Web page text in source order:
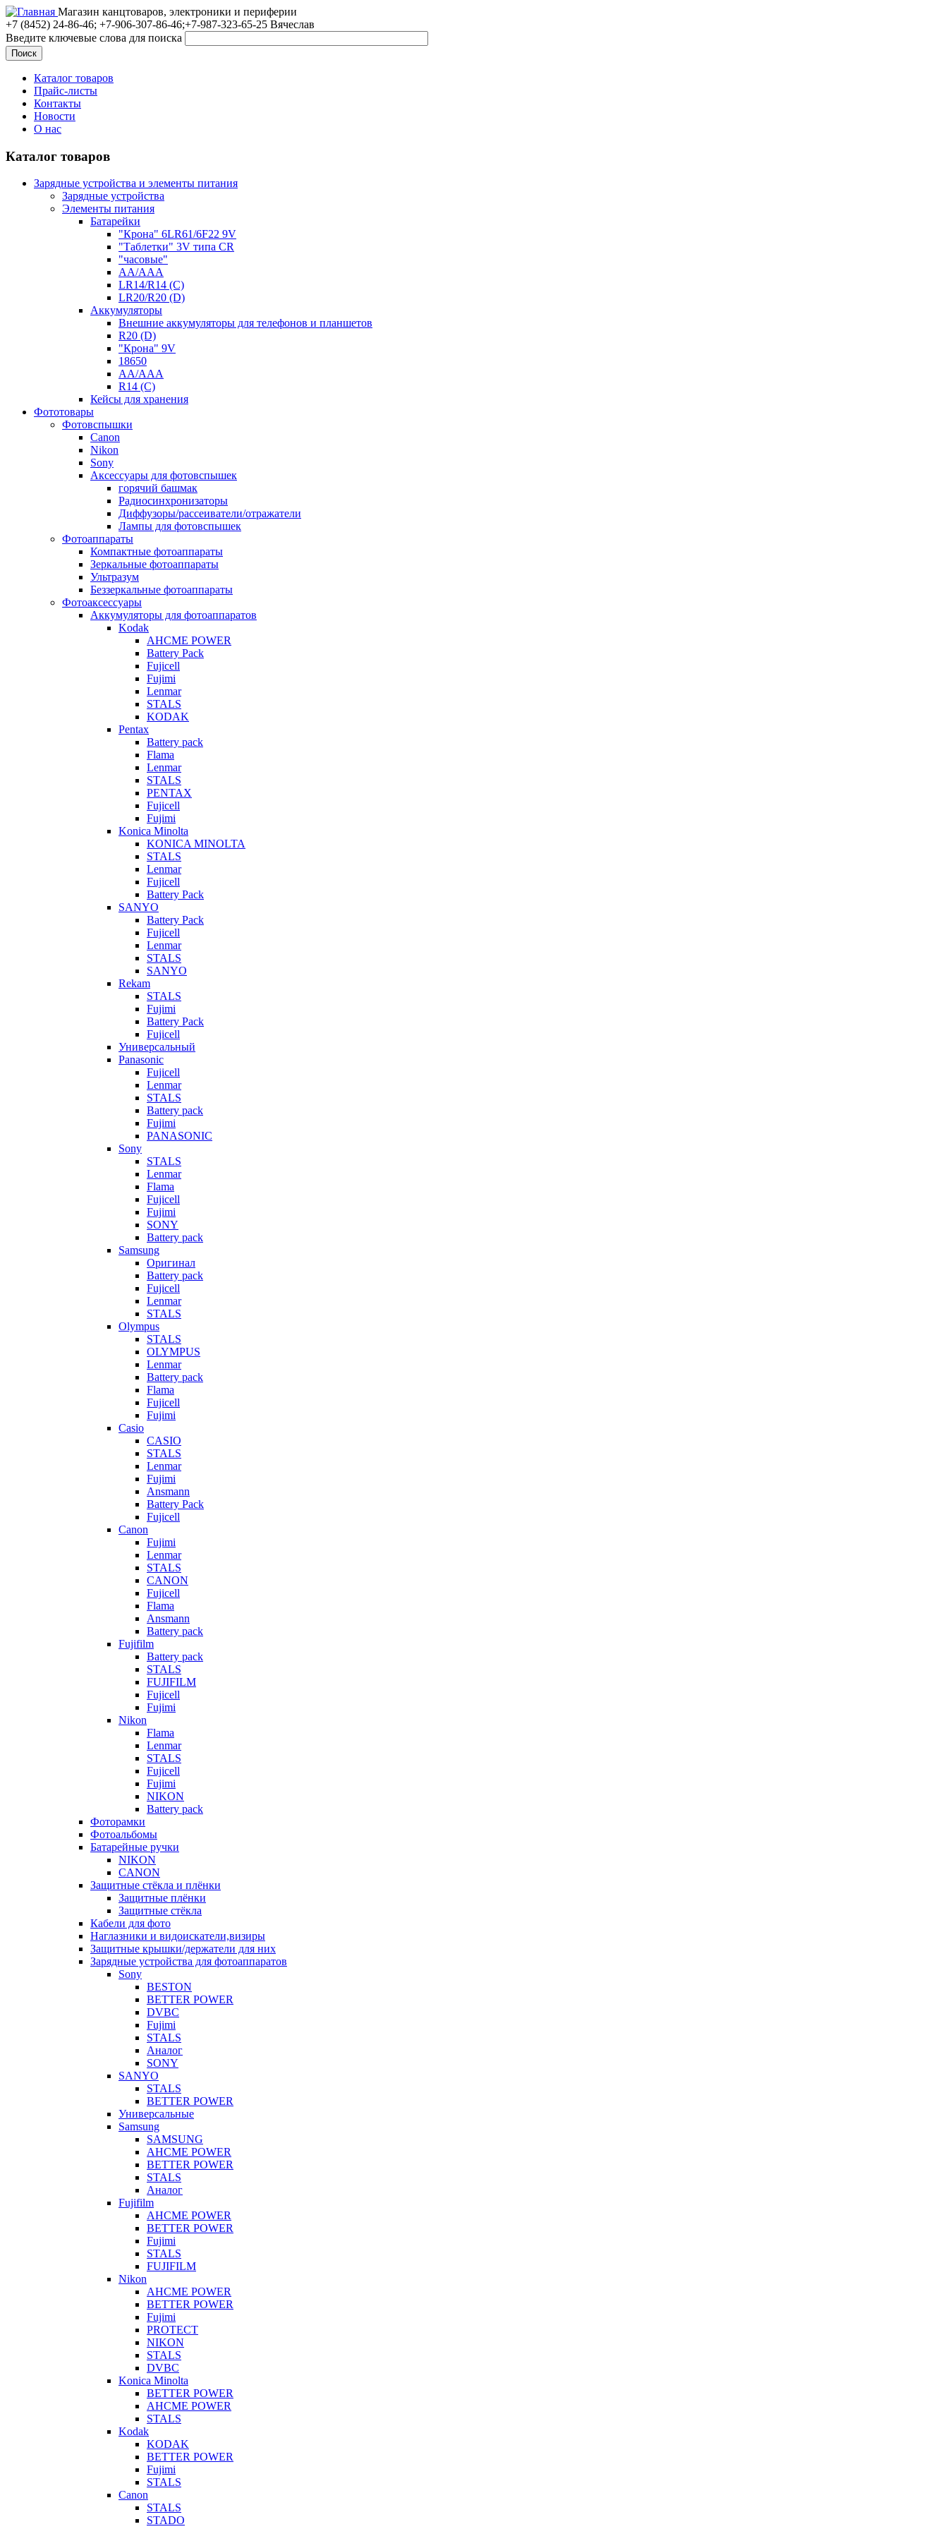
Магазин канцтоваров, электроники и периферии
+7 (8452) 24-86-46; +7-906-307-86-46;+7-987-323-65-25 Вячеслав
Введите ключевые слова для поиска
Каталог товаров
Прайс-листы
Контакты
Новости
О нас
Каталог товаров
Зарядные устройства и элементы питания
Зарядные устройства
Элементы питания
Батарейки
"Крона" 6LR61/6F22 9V
"Таблетки" 3V типа CR
"часовые"
AA/AAA
LR14/R14 (C)
LR20/R20 (D)
Аккумуляторы
Внешние аккумуляторы для телефонов и планшетов
R20 (D)
"Крона" 9V
18650
AA/AAA
R14 (C)
Кейсы для хранения
Фототовары
Фотовспышки
Canon
Nikon
Sony
Аксессуары для фотовспышек
горячий башмак
Радиосинхронизаторы
Диффузоры/рассеиватели/отражатели
Лампы для фотовспышек
Фотоаппараты
Компактные фотоаппараты
Зеркальные фотоаппараты
Ультразум
Беззеркальные фотоаппараты
Фотоаксессуары
Аккумуляторы для фотоаппаратов
Kodak
AHCME POWER
Battery Pack
Fujicell
Fujimi
Lenmar
STALS
KODAK
Pentax
Battery pack
Flama
Lenmar
STALS
PENTAX
Fujicell
Fujimi
Konica Minolta
KONICA MINOLTA
STALS
Lenmar
Fujicell
Battery Pack
SANYO
Battery Pack
Fujicell
Lenmar
STALS
SANYO
Rekam
STALS
Fujimi
Battery Pack
Fujicell
Универсальный
Panasonic
Fujicell
Lenmar
STALS
Battery pack
Fujimi
PANASONIC
Sony
STALS
Lenmar
Flama
Fujicell
Fujimi
SONY
Battery pack
Samsung
Оригинал
Battery pack
Fujicell
Lenmar
STALS
Olympus
STALS
OLYMPUS
Lenmar
Battery pack
Flama
Fujicell
Fujimi
Casio
CASIO
STALS
Lenmar
Fujimi
Ansmann
Battery Pack
Fujicell
Canon
Fujimi
Lenmar
STALS
CANON
Fujicell
Flama
Ansmann
Battery pack
Fujifilm
Battery pack
STALS
FUJIFILM
Fujicell
Fujimi
Nikon
Flama
Lenmar
STALS
Fujicell
Fujimi
NIKON
Battery pack
Фоторамки
Фотоальбомы
Батарейные ручки
NIKON
CANON
Защитные стёкла и плёнки
Защитные плёнки
Защитные стёкла
Кабели для фото
Наглазники и видоискатели,визиры
Защитные крышки/держатели для них
Зарядные устройства для фотоаппаратов
Sony
BESTON
BETTER POWER
DVBC
Fujimi
STALS
Аналог
SONY
SANYO
STALS
BETTER POWER
Универсальные
Samsung
SAMSUNG
AHCME POWER
BETTER POWER
STALS
Аналог
Fujifilm
AHCME POWER
BETTER POWER
Fujimi
STALS
FUJIFILM
Nikon
AHCME POWER
BETTER POWER
Fujimi
PROTECT
NIKON
STALS
DVBC
Konica Minolta
BETTER POWER
AHCME POWER
STALS
Kodak
KODAK
BETTER POWER
Fujimi
STALS
Canon
STALS
STADO